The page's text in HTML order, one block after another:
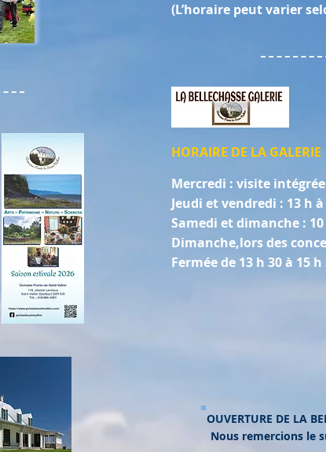
OUVERTURE DE LA
Nous remercions le
(L’horaire peut varier
HORAIRE DE LA GALERIE
Mercredi : visite
Jeudi et vendredi : 13 h à
Samedi et dimanche : 10
Dimanche,lors des
Fermée de 13 h 30 à 15 h